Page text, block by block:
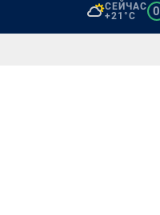
СЕЙЧАС
+21°C
0